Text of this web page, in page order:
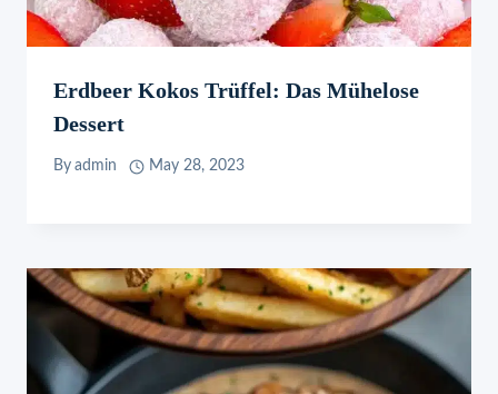
Erdbeer Kokos Trüffel: Das Mühelose
Dessert
By admin May 28, 2023